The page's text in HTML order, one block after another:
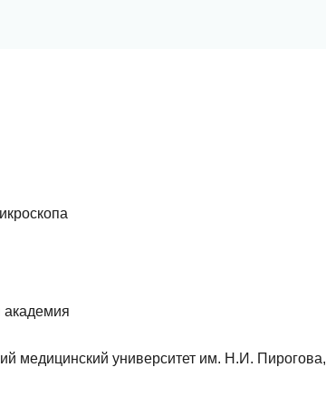
академия
медицинский университет им. Н.И. Пирогова,